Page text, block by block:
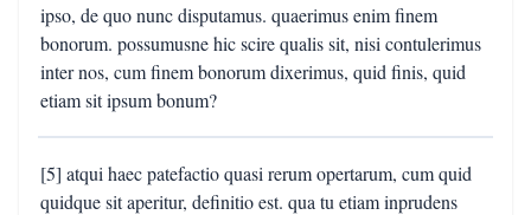
ipso, de quo nunc disputamus. quaerimus enim finem
bonorum. possumusne hic scire qualis sit, nisi contulerimus
inter nos, cum finem bonorum dixerimus, quid finis, quid
etiam sit ipsum bonum?
[5] atqui haec patefactio quasi rerum opertarum, cum quid
quidque sit aperitur, definitio est. qua tu etiam inprudens